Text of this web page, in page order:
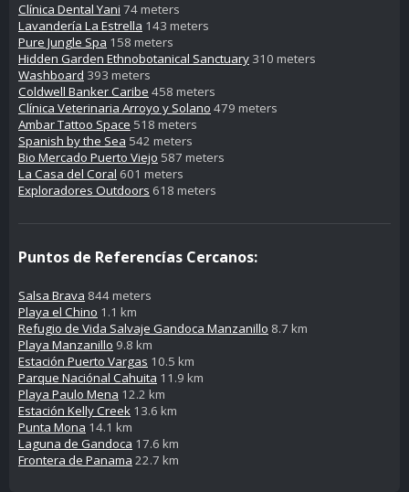
Clínica Dental Yani 74 meters
Lavandería La Estrella 143 meters
Pure Jungle Spa 158 meters
Hidden Garden Ethnobotanical Sanctuary 310 meters
Washboard 393 meters
Coldwell Banker Caribe 458 meters
Clínica Veterinaria Arroyo y Solano 479 meters
Ambar Tattoo Space 518 meters
Spanish by the Sea 542 meters
Bio Mercado Puerto Viejo 587 meters
La Casa del Coral 601 meters
Exploradores Outdoors 618 meters
Puntos de Referencías Cercanos:
Salsa Brava 844 meters
Playa el Chino 1.1 km
Refugio de Vida Salvaje Gandoca Manzanillo 8.7 km
Playa Manzanillo 9.8 km
Estación Puerto Vargas 10.5 km
Parque Naciónal Cahuita 11.9 km
Playa Paulo Mena 12.2 km
Estación Kelly Creek 13.6 km
Punta Mona 14.1 km
Laguna de Gandoca 17.6 km
Frontera de Panama 22.7 km